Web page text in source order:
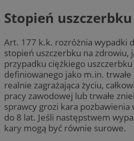
Stopień
Art. 177 k.k. rozróżnia wypadki
stopień uszczerbku na zdrowiu,
przypadku ciężkiego
definiowanego jako m.in.
realnie zagrażająca życiu,
pracy zawodowej lub trwałe
sprawcy grozi kara
do 8 lat. Jeśli następstwem
kary mogą być równie surowe.